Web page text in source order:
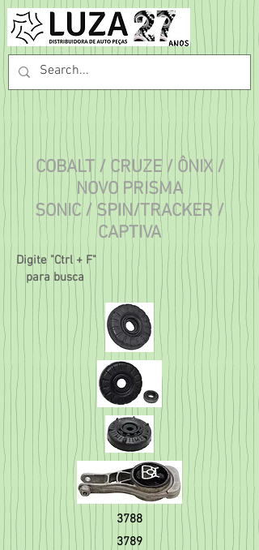
COBALT / CRUZE / ÔNIX /
NOVO PRISMA
SONIC / SPIN/TRACKER /
CAPTIVA
Digite "Ctrl + F"
para busca
3788
3789